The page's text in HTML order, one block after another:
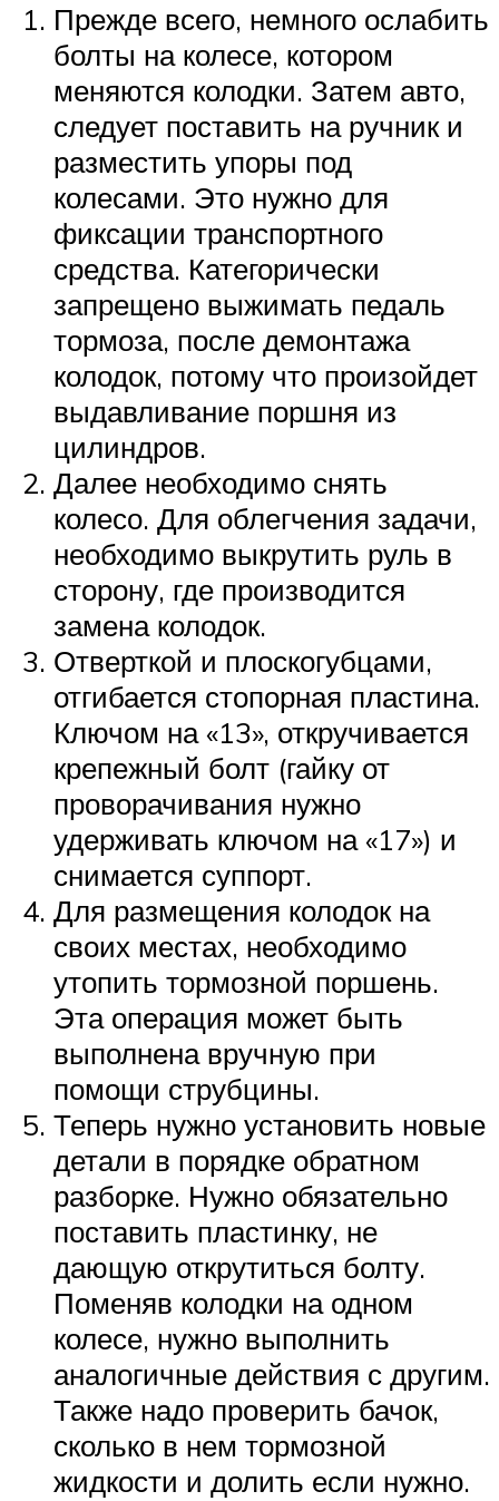
Прежде всего, немного ослабить
болты на колесе, котором
меняются колодки. Затем авто,
следует поставить на ручник и
разместить упоры под
колесами. Это нужно для
фиксации транспортного
средства. Категорически
запрещено выжимать педаль
тормоза, после демонтажа
колодок, потому что произойдет
выдавливание поршня из
цилиндров.
Далее необходимо снять
колесо. Для облегчения задачи,
необходимо выкрутить руль в
сторону, где производится
замена колодок.
Отверткой и плоскогубцами,
отгибается стопорная пластина.
Ключом на «13», откручивается
крепежный болт (гайку от
проворачивания нужно
удерживать ключом на «17») и
снимается суппорт.
Для размещения колодок на
своих местах, необходимо
утопить тормозной поршень.
Эта операция может быть
выполнена вручную при
помощи струбцины.
Теперь нужно установить новые
детали в порядке обратном
разборке. Нужно обязательно
поставить пластинку, не
дающую открутиться болту.
Поменяв колодки на одном
колесе, нужно выполнить
аналогичные действия с другим.
Также надо проверить бачок,
сколько в нем тормозной
жидкости и долить если нужно.